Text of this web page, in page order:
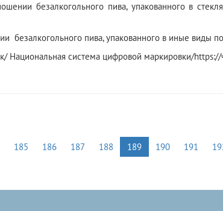
безалкогольного пива, упакованного в
пива, упакованного в иные виды
Национальная система цифровой маркировки/https://
185 186 187 188 189 190 191